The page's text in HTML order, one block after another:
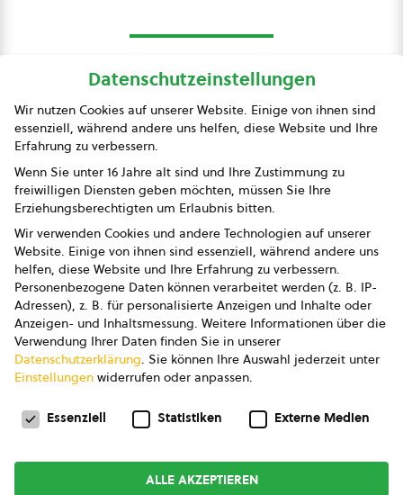
Presse
Impressum
Datenschutz
AGB
AGB Marketing GmbH
AGB Bildung
Newsletter
Datenschutzeinstellungen
Wir nutzen Cookies auf unserer Website. Einige von ihnen sind
essenziell, während andere uns helfen, diese Website und Ihre
Erfahrung zu verbessern.
Wenn Sie unter 16 Jahre alt sind und Ihre Zustimmung zu
freiwilligen Diensten geben möchten, müssen Sie Ihre
Erziehungsberechtigten um Erlaubnis bitten.
Wir verwenden Cookies und andere Technologien auf unserer
Website. Einige von ihnen sind essenziell, während andere uns
helfen, diese Website und Ihre Erfahrung zu verbessern.
Personenbezogene Daten können verarbeitet werden (z. B. IP-
Adressen), z. B. für personalisierte Anzeigen und Inhalte oder
Anzeigen- und Inhaltsmessung. Weitere Informationen über die
Verwendung Ihrer Daten finden Sie in unserer
Datenschutzerklärung. Sie können Ihre Auswahl jederzeit unter
Einstellungen widerrufen oder anpassen.
Datenschutzeinstellungen
Essenziell Statistiken Externe Medien
ALLE AKZEPTIEREN